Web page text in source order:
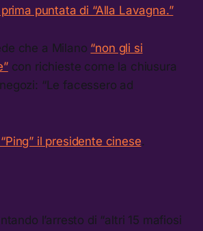
puntata di “Alla Lavagna.”
che a Milano “non gli si
con richieste come la chiusura
“Le facessero ad
il presidente cinese.
l’arresto di “altri 15 mafiosi